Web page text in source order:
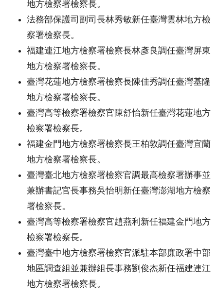
地方檢察署檢察長。
法務部保護司副司長林秀敏新任臺灣雲林地方檢
察署檢察長。
福建連江地方檢察署檢察長林彥良調任臺灣屏東
地方檢察署檢察長。
臺灣花蓮地方檢察署檢察長陳佳秀調任臺灣基隆
地方檢察署檢察長。
臺灣高等檢察署檢察官陳舒怡新任臺灣花蓮地方
檢察署檢察長。
福建金門地方檢察署檢察長王柏敦調任臺灣宜蘭
地方檢察署檢察長。
臺灣臺北地方檢察署檢察官調最高檢察署辦事並
兼辦書記官長事務吳怡明新任臺灣澎湖地方檢察
署檢察長。
臺灣高等檢察署檢察官趙燕利新任福建金門地方
檢察署檢察長。
臺灣臺中地方檢察署檢察官派駐本部廉政署中部
地區調查組並兼辦組長事務劉俊杰新任福建連江
地方檢察署檢察長。